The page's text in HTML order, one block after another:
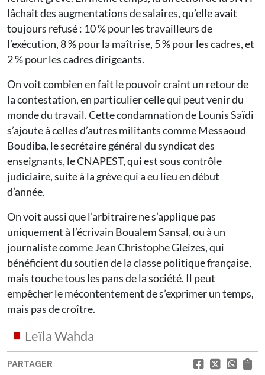
lâchait des augmentations de salaires, qu’elle avait
toujours refusé : 10 % pour les travailleurs de
l’exécution, 8 % pour la maîtrise, 5 % pour les cadres, et
2 % pour les cadres dirigeants.
On voit combien en fait le pouvoir craint un retour de
la contestation, en particulier celle qui peut venir du
monde du travail. Cette condamnation de Lounis Saïdi
s’ajoute à celles d’autres militants comme Messaoud
Boudiba, le secrétaire général du syndicat des
enseignants, le CNAPEST, qui est sous contrôle
judiciaire, suite à la grève qui a eu lieu en début
d’année.
On voit aussi que l’arbitraire ne s’applique pas
uniquement à l’écrivain Boualem Sansal, ou à un
journaliste comme Jean Christophe Gleizes, qui
bénéficient du soutien de la classe politique française,
mais touche tous les pans de la société. Il peut
empêcher le mécontentement de s’exprimer un temps,
mais pas de croître.
Leïla Wahda
PARTAGER